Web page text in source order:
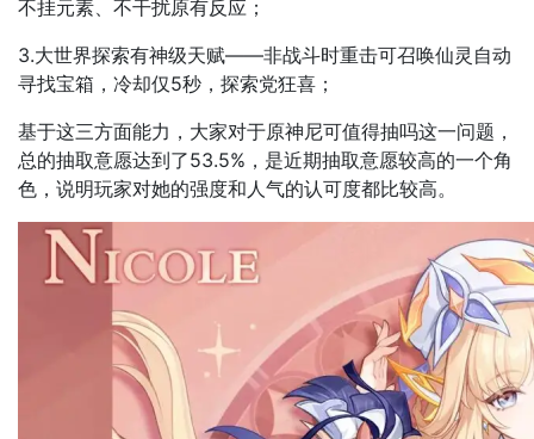
不挂元素、不干扰原有反应；
3.大世界探索有神级天赋——非战斗时重击可召唤仙灵自动
寻找宝箱，冷却仅5秒，探索党狂喜；
基于这三方面能力，大家对于原神尼可值得抽吗这一问题，
总的抽取意愿达到了53.5%，是近期抽取意愿较高的一个角
色，说明玩家对她的强度和人气的认可度都比较高。